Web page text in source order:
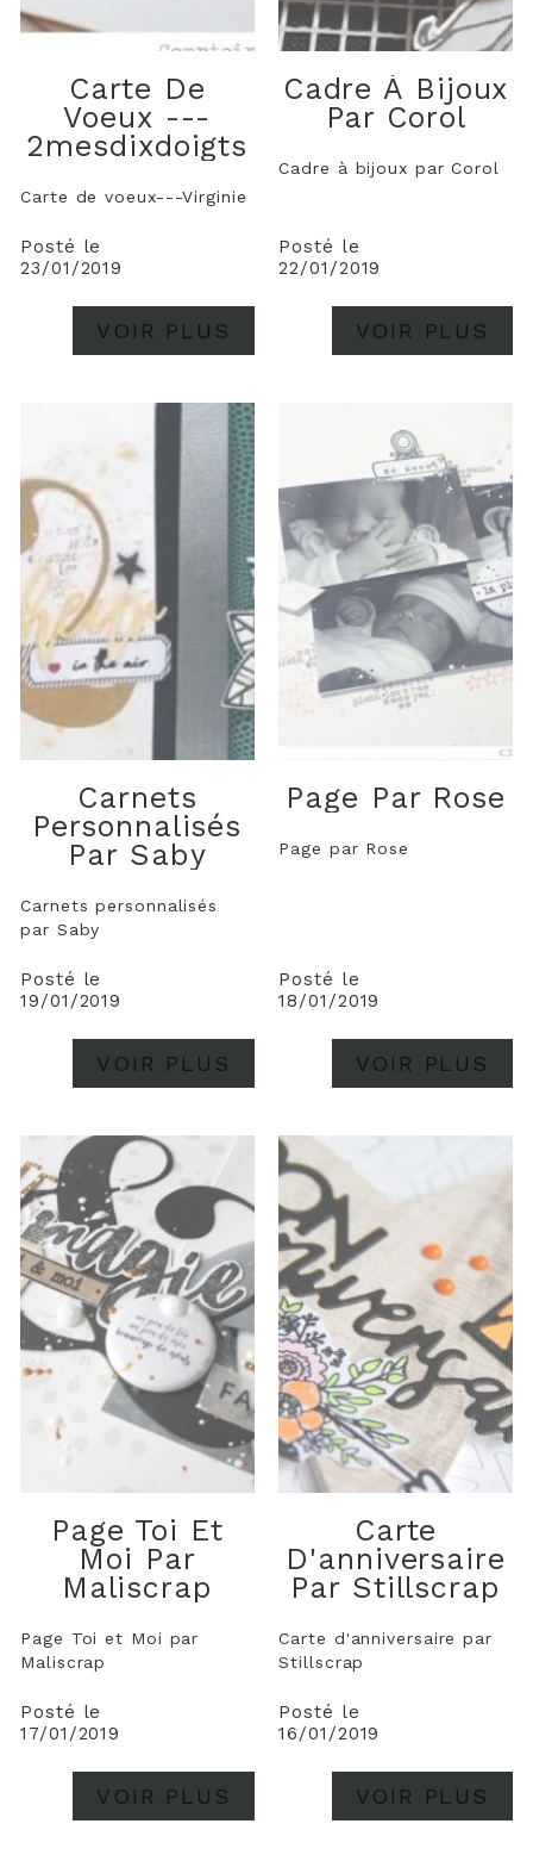
Carte De
Voeux ---
2mesdixdoigts
Carte de voeux---Virginie
Posté le
23/01/2019
VOIR PLUS
Cadre À Bijoux
Par Corol
Cadre à bijoux par Corol
Posté le
22/01/2019
VOIR PLUS
Carnets
Personnalisés
Par Saby
Carnets personnalisés
par Saby
Posté le
19/01/2019
VOIR PLUS
Page Par Rose
Page par Rose
Posté le
18/01/2019
VOIR PLUS
Page Toi Et
Moi Par
Maliscrap
Page Toi et Moi par
Maliscrap
Posté le
17/01/2019
VOIR PLUS
Carte
D'anniversaire
Par Stillscrap
Carte d'anniversaire par
Stillscrap
Posté le
16/01/2019
VOIR PLUS